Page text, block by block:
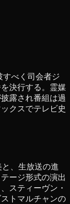
すべく司会者ジ
決行する。霊媒
露され番組は過
クスでテレビ史
、生放送の進
ージ形式の演出
スティーヴン・
トマルチャンの